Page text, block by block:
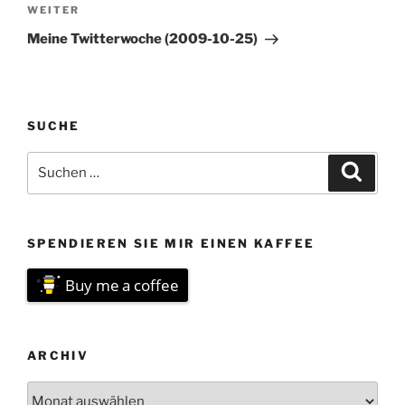
Nächster
Beitrag
WEITER
Meine Twitterwoche (2009-10-25)
SUCHE
nach:
SPENDIEREN SIE MIR EINEN KAFFEE
Buy me a coffee
ARCHIV